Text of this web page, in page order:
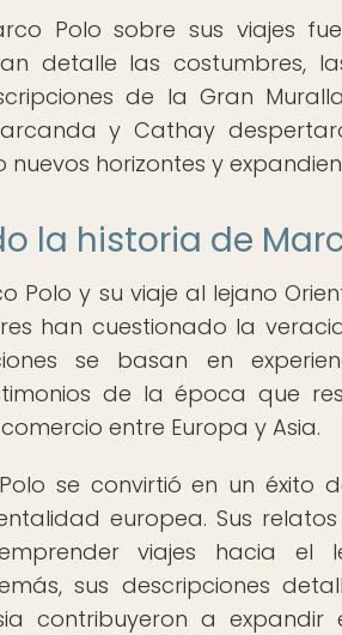
Polo sobre sus viajes
detalle las costumbres,
de la Gran
y Cathay
nuevos horizontes y
la historia de
Polo y su viaje al lejano
han cuestionado la
se basan en
de la época que
entre Europa y Asia.
se convirtió en un
europea. Sus
viajes hacia el
sus descripciones
contribuyeron a